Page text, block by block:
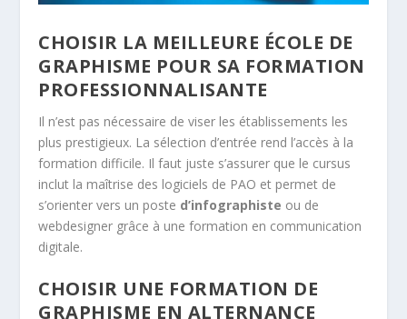
CHOISIR LA MEILLEURE ÉCOLE DE
GRAPHISME POUR SA FORMATION
PROFESSIONNALISANTE
Il n’est pas nécessaire de viser les établissements les
plus prestigieux. La sélection d’entrée rend l’accès à la
formation difficile. Il faut juste s’assurer que le cursus
inclut la maîtrise des logiciels de PAO et permet de
s’orienter vers un poste d’infographiste ou de
webdesigner grâce à une formation en communication
digitale.
CHOISIR UNE FORMATION DE
GRAPHISME EN ALTERNANCE